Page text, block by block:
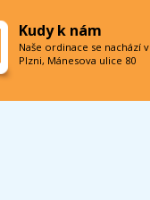
Kudy k nám
Naše ordinace se nachází v
Plzni, Mánesova ulice 80